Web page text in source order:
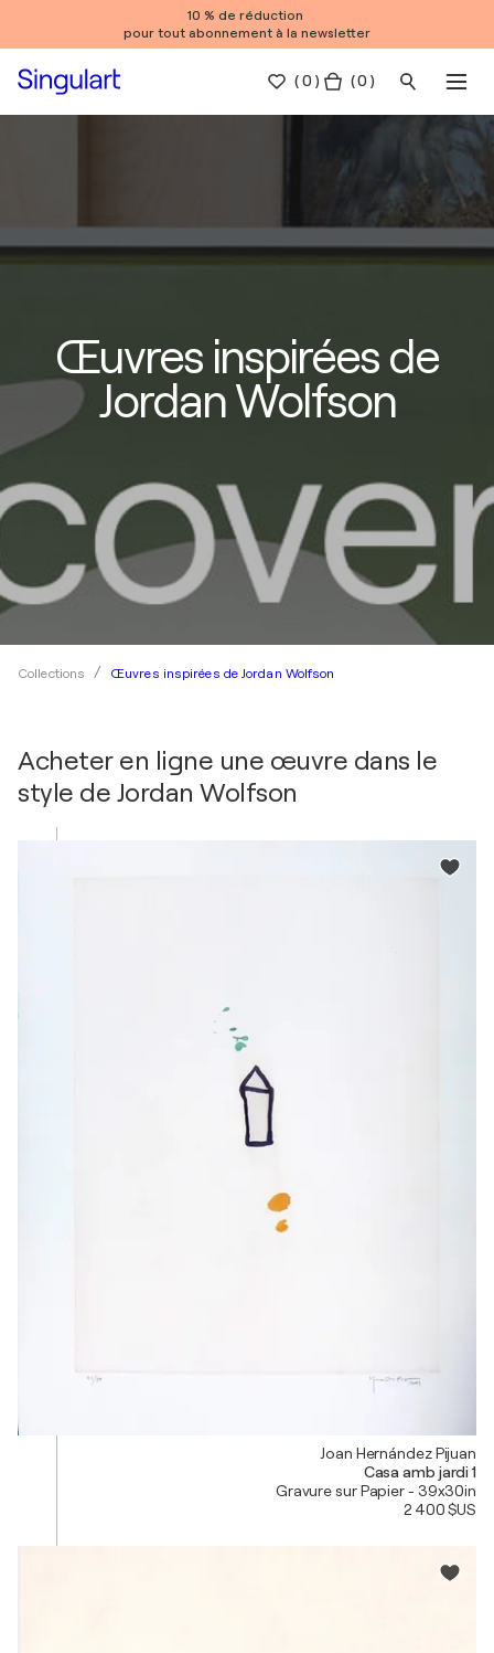
10 % de réduction
pour tout abonnement à la newsletter
(0 ) ( 0 )
Œuvres inspirées de
Jordan Wolfson
Collections Œuvres inspirées de Jordan Wolfson
Acheter en ligne une œuvre dans le
style de Jordan Wolfson
Joan Hernández Pijuan
Casa amb jardi 1
Gravure sur Papier - 39x30in
2 400 $US